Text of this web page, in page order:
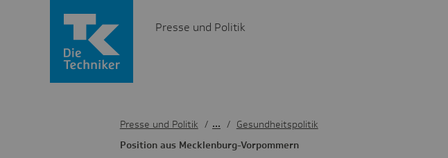
Presse und Politik
Posi­tion aus Meck­len­burg-Vorpom­mern
Presse und Politik / Gesundheitspolitik